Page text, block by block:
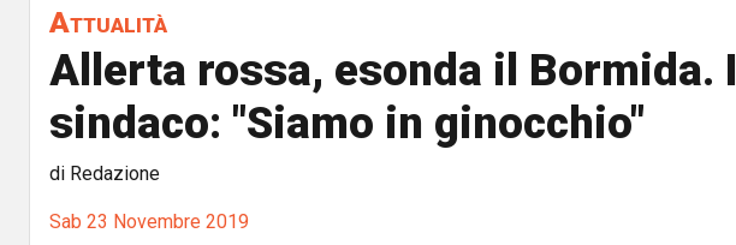
Attualità
Allerta rossa, esonda il Bormida. Il
sindaco: "Siamo in ginocchio"
di Redazione
Sab 23 Novembre 2019